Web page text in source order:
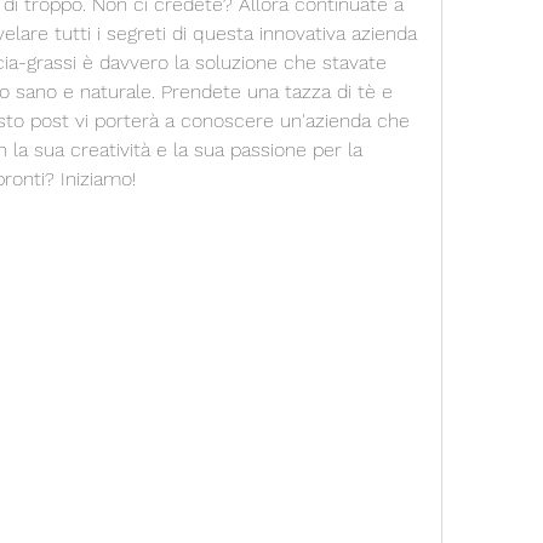
troppo. Non ci credete? Allora continuate a
tutti i segreti di questa innovativa azienda
grassi è davvero la soluzione che stavate
sano e naturale. Prendete una tazza di tè e
post vi porterà a conoscere un'azienda che
sua creatività e la sua passione per la
Iniziamo!